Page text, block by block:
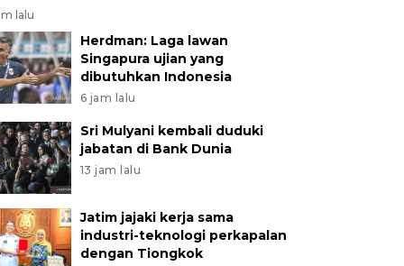
lalu
Herdman: Laga lawan
Singapura ujian yang
dibutuhkan Indonesia
6 jam lalu
Sri Mulyani kembali duduki
jabatan di Bank Dunia
13 jam lalu
Jatim jajaki kerja sama
industri-teknologi perkapalan
dengan Tiongkok